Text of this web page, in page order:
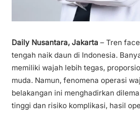
Daily Nusantara, Jakarta – Tren
tengah naik daun di Indonesia.
memiliki wajah lebih tegas,
muda. Namun, fenomena operasi
belakangan ini menghadirkan
tinggi dan risiko komplikasi, hasil